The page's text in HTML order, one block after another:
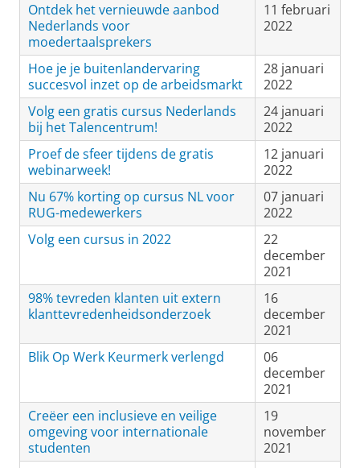
Ontdek het vernieuwde aanbod
Nederlands voor
moedertaalsprekers
11 februari
2022
Hoe je je buitenlandervaring
succesvol inzet op de arbeidsmarkt
28 januari
2022
Volg een gratis cursus Nederlands
bij het Talencentrum!
24 januari
2022
Proef de sfeer tijdens de gratis
webinarweek!
12 januari
2022
Nu 67% korting op cursus NL voor
RUG-medewerkers
07 januari
2022
Volg een cursus in 2022
22
december
2021
98% tevreden klanten uit extern
klanttevredenheidsonderzoek
16
december
2021
Blik Op Werk Keurmerk verlengd
06
december
2021
Creëer een inclusieve en veilige
omgeving voor internationale
studenten
19
november
2021